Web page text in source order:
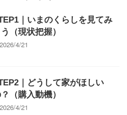
｜いまのくらしを見てみ
（現状把握）
2026/4/21
｜どうして家がほしい
（購入動機）
2026/4/21